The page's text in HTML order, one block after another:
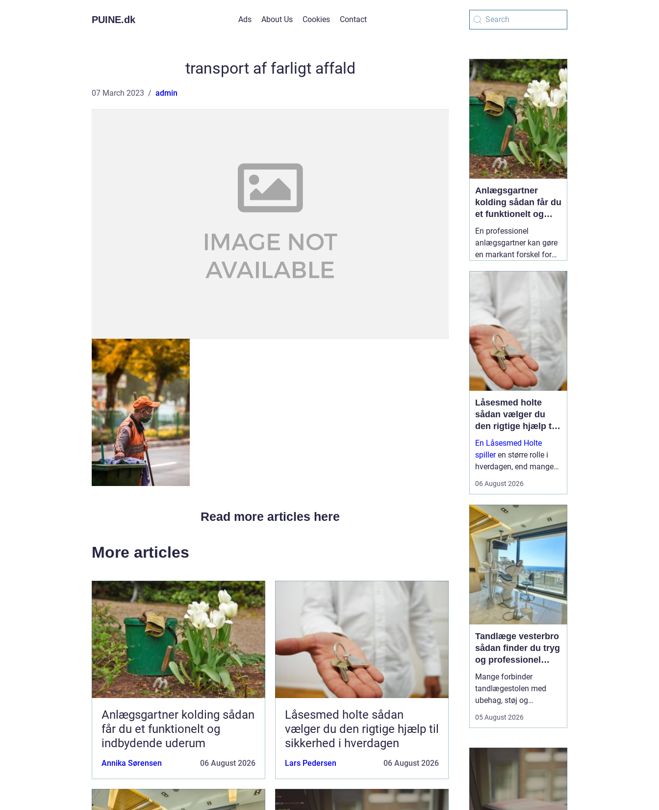
PUINE.dk Ads About Us Cookies Contact
transport af farligt affald
07 March 2023 admin
Read more articles here
More articles
Anlægsgartner kolding sådan
får du et funktionelt og
indbydende uderum
Annika Sørensen 06 August 2026
Låsesmed holte sådan
vælger du den rigtige hjælp til
sikkerhed i hverdagen
Lars Pedersen 06 August 2026
Anlægsgartner
kolding sådan får du
et funktionelt og
indbydende uderum
En professionel
anlægsgartner kan gøre
en markant forskel for
funktion i haven. Mange
oplever, at det kan være
svært at få
udendørsarealer til at
fungere i hverdagen. Her
kan06 August 2026
Låsesmed holte
sådan vælger du
den rigtige hjælp til
sikkerhed i
hverdagen
En Låsesmed Holte
spilleren større rolle i
hverdagen, end mange
nøglen knækker i låsen,
der skal opgraderes til
mere moderne
sikkerhedsløsnin...
06 August 2026
Tandlæge vesterbro
sådan finder du tryg
og professionel
tandpleje
Mange forbinder
tandlægestolen med
ubehag, støj og
regelmæssige besøg
sundhed og livskvalitet.
du søger tandlæge
, handler det
derfor ikke kun om...
05 August 2026